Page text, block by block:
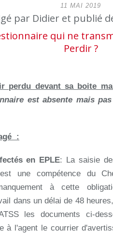
11 MAI 2019
par Didier et publié
perdu devant sa boite
est absente mais
:
en EPLE: La saisie
une compétence du
à cette
dans undélai de 48
les documents ci-
à l'agent le courrier